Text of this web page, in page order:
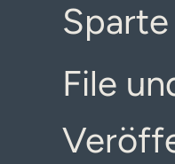
Sparte
File